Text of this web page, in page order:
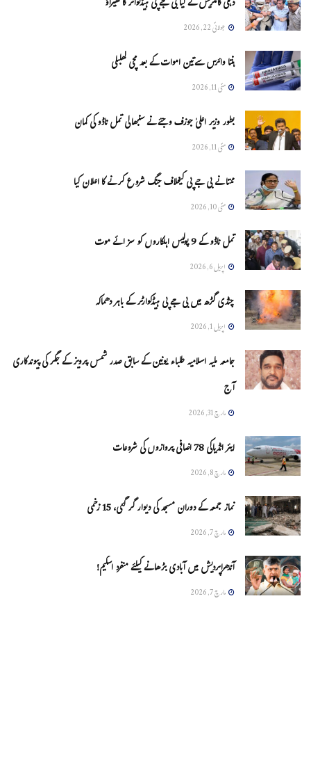
جولائی 22, 2026
ہنتا وائرس سےتین اموات کے بعد مچی کھلبلی
مئی 11, 2026
بطور وزیر اعلیٰ جوزف وجئے نے سنبھالی تمل ناڈو کی کمان
مئی 11, 2026
ممتا نے بی جے پی کیخلاف جنگ شروع کرنے کا اعلان کیا
مئی 10, 2026
تمل ناڈو کے 9 پولیس اہلکاروں کو سزائے موت
اپریل 6, 2026
چنڈی گڑھ میں بی جے پی ہیڈکوارٹر کے باہر دھماکہ
اپریل 1, 2026
جامعہ ملیہ اسلامیہ طلباء یونین کے سابق صدر شمس پرویز کے جگر کی پیوندکاری
آج
مارچ 31, 2026
ایئر انڈیاکی 78 اضافی پروازوں کی شروعات
مارچ 8, 2026
نماز جمعہ کے دوران مسجد کی دیوار گر گئی، 15 زخمی
مارچ 7, 2026
آندھراپردیش میں آبادی بڑھانے کیلئے منفرد اسکیم!
مارچ 7, 2026